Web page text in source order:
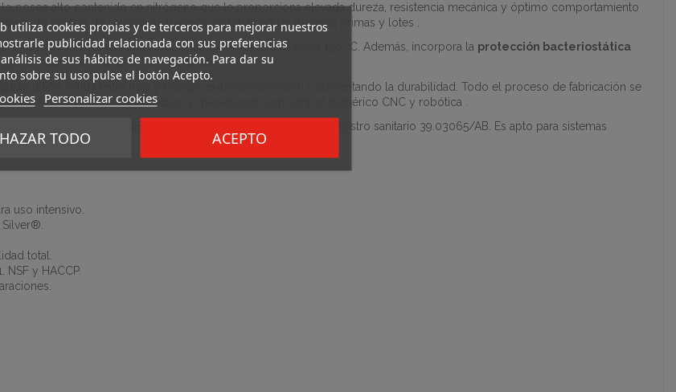
utiliza cookies propias y de terceros para mejorar nuestros
publicidad relacionada con sus preferencias
de sus hábitos de navegación. Para dar su
sobre su uso pulse el botón Acepto.
Personalizar cookies
TODO ACEPTO
posee alto contenido en nitrógeno que le proporciona elevada dureza, resistencia mecánica y óptimo comportamiento
de control de calidad, incluyendo trazabilidad de materias primas y lotes .
impactos y envejecimiento, soportando temperaturas hasta 150 ºC. Además, incorpora la protección bacteriostática
máxima en contacto con alimentos .
unión sólida entre hoja y mango, evitando corrosión y aumentando la durabilidad. Todo el proceso de fabricación se
para un filo duradero y preciso, y mecanizado con control numérico CNC y robótica .
EN-ISO-9001:2015, UNE-EN-ISO-8442/1, certificación NSF y registro sanitario 39.03065/AB. Es apto para sistemas
uso intensivo.
Silver®.
total.
NSF y HACCP.